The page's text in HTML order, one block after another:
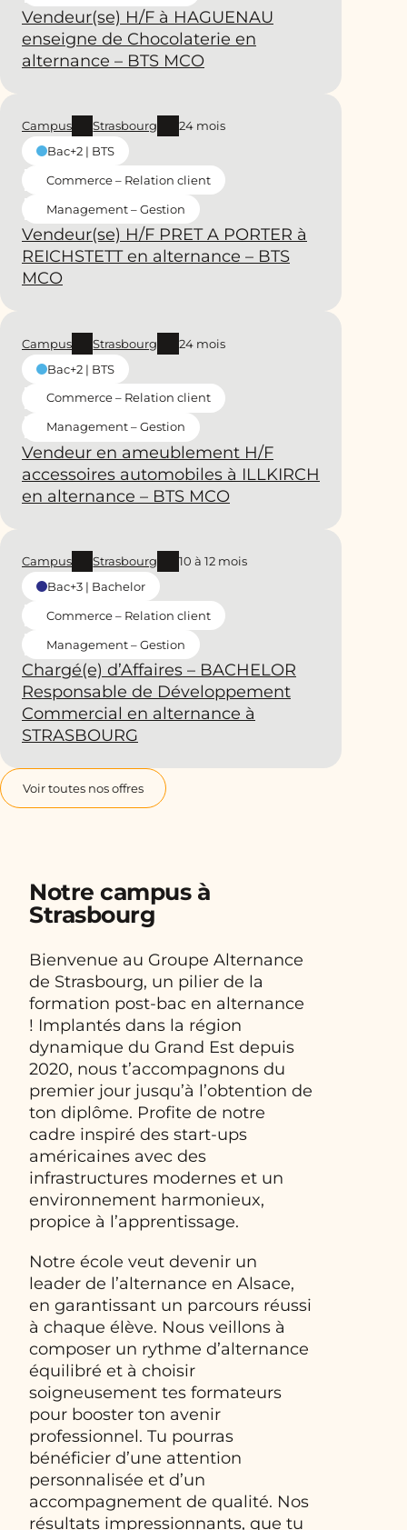
Vendeur(se) H/F à HAGUENAU
enseigne de Chocolaterie en
alternance – BTS MCO
Vendeur(se) H/F PRET A PORTER à
REICHSTETT en alternance – BTS
MCO
Campus Strasbourg
24 mois
Bac+2 | BTS
Commerce – Relation client
Management – Gestion
Vendeur en ameublement H/F
accessoires automobiles à ILLKIRCH
en alternance – BTS MCO
Campus Strasbourg
24 mois
Bac+2 | BTS
Commerce – Relation client
Management – Gestion
Chargé(e) d’Affaires – BACHELOR
Responsable de Développement
Commercial en alternance à
STRASBOURG
Campus Strasbourg
10 à 12 mois
Bac+3 | Bachelor
Commerce – Relation client
Management – Gestion
Voir toutes nos offres
Notre campus à
Strasbourg
Bienvenue au Groupe Alternance
de Strasbourg, un pilier de la
formation post-bac en alternance
! Implantés dans la région
dynamique du Grand Est depuis
2020, nous t’accompagnons du
premier jour jusqu’à l’obtention de
ton diplôme. Profite de notre
cadre inspiré des start-ups
américaines avec des
infrastructures modernes et un
environnement harmonieux,
propice à l’apprentissage.
Notre école veut devenir un
leader de l’alternance en Alsace,
en garantissant un parcours réussi
à chaque élève. Nous veillons à
composer un rythme d’alternance
équilibré et à choisir
soigneusement tes formateurs
pour booster ton avenir
professionnel. Tu pourras
bénéficier d’une attention
personnalisée et d’un
accompagnement de qualité. Nos
résultats impressionnants, que tu